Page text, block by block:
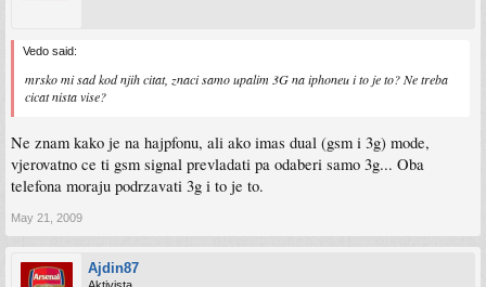
Vedo said:
mrsko mi sad kod njih citat, znaci samo upalim 3G na iphoneu i to je to? Ne treba
cicat nista vise?
Ne znam kako je na hajpfonu, ali ako imas dual (gsm i 3g) mode,
vjerovatno ce ti gsm signal prevladati pa odaberi samo 3g... Oba
telefona moraju podrzavati 3g i to je to.
May 21, 2009
Ajdin87